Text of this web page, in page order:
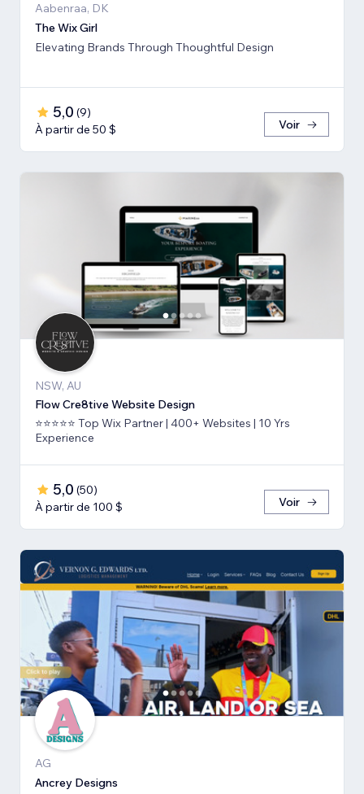
Aabenraa, DK
The Wix Girl
Elevating Brands Through Thoughtful Design
5,0 (9)
À partir de 50 $
Voir
NSW, AU
Flow Cre8tive Website Design
⭐⭐⭐⭐⭐ Top Wix Partner | 400+ Websites | 10 Yrs
Experience
5,0 (50)
À partir de 100 $
Voir
AG
Ancrey Designs